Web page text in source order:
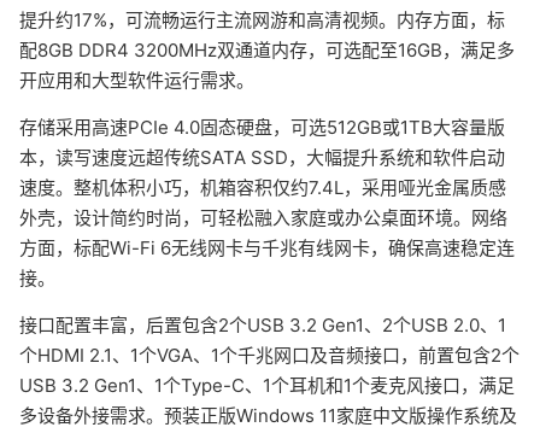
提升约17%，可流畅运行主流网游和高清视频。内存方面，标
配8GB DDR4 3200MHz双通道内存，可选配至16GB，满足多
开应用和大型软件运行需求。
存储采用高速PCIe 4.0固态硬盘，可选512GB或1TB大容量版
本，读写速度远超传统SATA SSD，大幅提升系统和软件启动
速度。整机体积小巧，机箱容积仅约7.4L，采用哑光金属质感
外壳，设计简约时尚，可轻松融入家庭或办公桌面环境。网络
方面，标配Wi-Fi 6无线网卡与千兆有线网卡，确保高速稳定连
接。
接口配置丰富，后置包含2个USB 3.2 Gen1、2个USB 2.0、1
个HDMI 2.1、1个VGA、1个千兆网口及音频接口，前置包含2个
USB 3.2 Gen1、1个Type-C、1个耳机和1个麦克风接口，满足
多设备外接需求。预装正版Windows 11家庭中文版操作系统及